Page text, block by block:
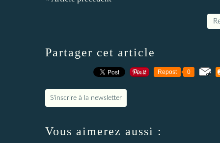
Partager cet article
Repost 0
S'inscrire à la newsletter
Vous aimerez aussi :